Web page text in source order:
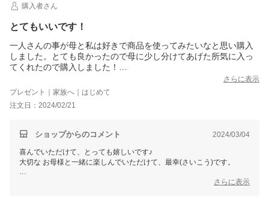
購入者さん
とてもいいです！
一人さんの事が母と私は好きで商品を使ってみたいなと思い購入
しました。とても良かったので母に少し分けてあげた所気に入っ
てくれたので購入しました！
母も乾燥肌で悩んでいましたがとてもツヤツヤになっていい！と
喜んでいました(*^^*)
ありがとうございました♪
また購入します！
さらに表示
プレゼント｜家族へ｜はじめて
注文日：2024/02/21
ショップからのコメント 2024/03/04
喜んでいただけて、とっても嬉しいです♪
大切な お母様と一緒に楽しんでいただけて、最幸(さいこう)です。
大人気の?12というジェル歯みがきをクリームにしたら？という発想か
さらに表示